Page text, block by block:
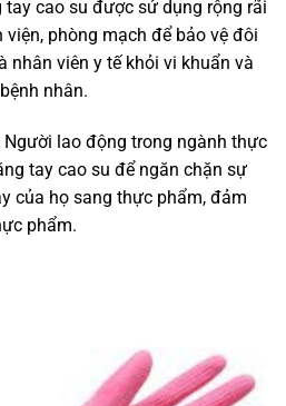
tay cao su được sử dụng rộng rãi
viện, phòng mạch để bảo vệ đôi
nhân viên y tế khỏi vi khuẩn và
nhân.
Người lao động trong ngành thực
tay cao su để ngăn chặn sự
của họ sang thực phẩm, đảm
phẩm.